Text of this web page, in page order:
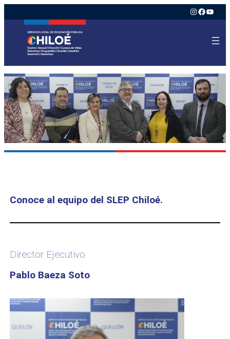
Instagram
Conoce al equipo del SLEP Chiloé.
Director Ejecutivo
Pablo Baeza Soto